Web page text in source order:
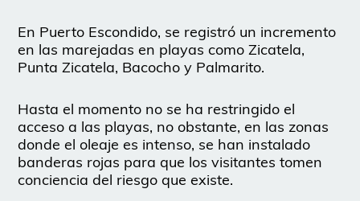
En Puerto Escondido, se registró un incremento
en las marejadas en playas como Zicatela,
Punta Zicatela, Bacocho y Palmarito.
Hasta el momento no se ha restringido el
acceso a las playas, no obstante, en las zonas
donde el oleaje es intenso, se han instalado
banderas rojas para que los visitantes tomen
conciencia del riesgo que existe.